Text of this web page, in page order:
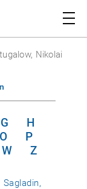
Nikolai
G
H
O
P
W Z
Sagladin,